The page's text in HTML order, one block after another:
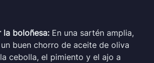
la boloñesa: En una sartén amplia,
buen chorro de aceite de oliva
cebolla, el pimiento y el ajo a